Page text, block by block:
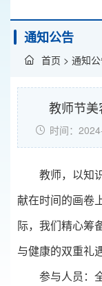
通知公告
首页 > 通知
教师节美
时间：
教师，以知
献在时间的画卷
际，我们精心筹
与健康的双重礼
参与人员：